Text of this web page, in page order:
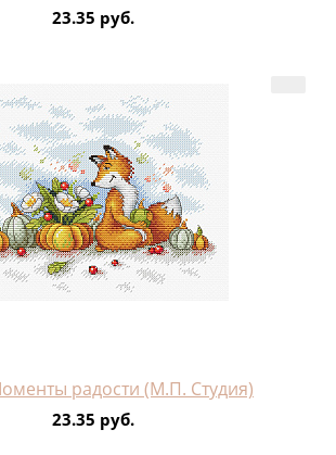
23.35 руб.
радости (М.П. Студия)
23.35 руб.